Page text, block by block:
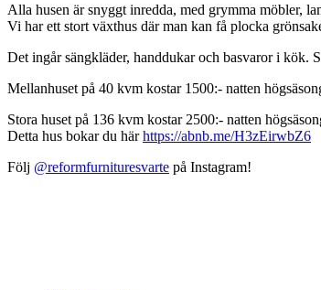
Alla husen är snyggt inredda, med grymma möbler,
Vi har ett stort växthus där man kan få plocka
Det ingår sängkläder, handdukar och basvaror i kök.
Mellanhuset på 40 kvm kostar 1500:- natten
Stora huset på 136 kvm kostar 2500:- natten
Detta hus bokar du härhttps://abnb.me/H3zEirwbZ6
Följ @reformfurnituresvarte på Instagram!